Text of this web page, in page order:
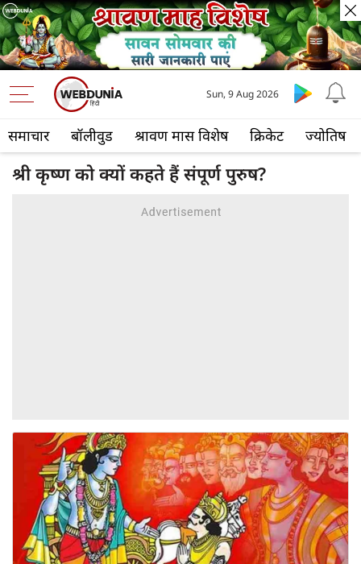
समाचार बॉलीवुड श्रावण मास विशेष क्रिकेट ज्योतिष
Sun, 9 Aug 2026
श्री कृष्ण को क्यों कहते हैं संपूर्ण पुरुष?